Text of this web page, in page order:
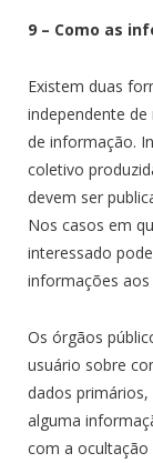
9 – Como as
Existem duas
independente
de informação.
coletivo
devem ser
Nos casos em
interessado
informações
Os órgãos
usuário sobre
dados
alguma
com a ocultação